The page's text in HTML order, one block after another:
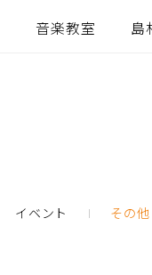
音楽教室 島
イベント その他